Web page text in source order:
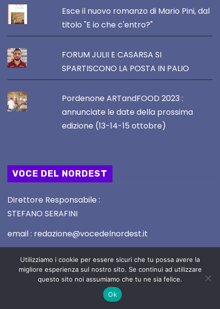
Esce il nuovo romanzo di Mario Pini, dal
titolo "E io che c'entro?"
FORUM JULII E CASARSA SI
SPARTISCONO LA POSTA IN PALIO
Pordenone ARTandFOOD 2023 :
annunciate le date della prossima
edizione (13-14-15 ottobre)
VOCE DEL NORDEST
Direttore Responsabile :
STEFANO SERAFINI
email : redazione@vocedelnordest.it
5.2.2019
Utilizziamo i cookie per essere sicuri che tu possa avere la
migliore esperienza sul nostro sito. Se continui ad utilizzare
questo sito noi assumiamo che tu ne sia felice.
Ok